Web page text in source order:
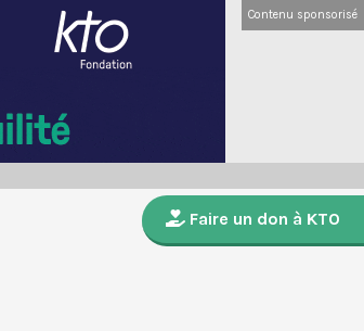
Contenu sponsorisé
Faire un don à KTO